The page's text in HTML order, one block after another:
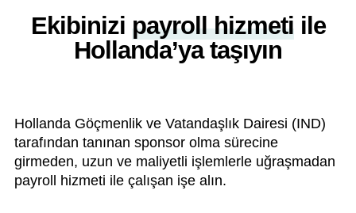
Ekibinizi payroll hizmetiile
Hollanda’ya taşıyın
Hollanda Göçmenlik ve Vatandaşlık Dairesi (IND)
tarafından tanınan sponsor olma sürecine
girmeden, uzun ve maliyetli işlemlerle uğraşmadan
payroll hizmeti ile çalışan işe alın.